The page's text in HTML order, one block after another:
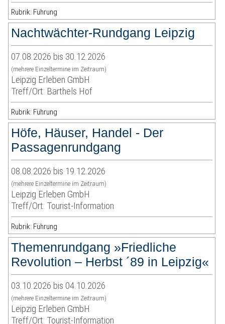
Rubrik: Führung
Nachtwächter-Rundgang Leipzig
07.08.2026 bis 30.12.2026
(mehrere Einzeltermine im Zeitraum)
Leipzig Erleben GmbH
Treff/Ort: Barthels Hof
Rubrik: Führung
Höfe, Häuser, Handel - Der
Passagenrundgang
08.08.2026 bis 19.12.2026
(mehrere Einzeltermine im Zeitraum)
Leipzig Erleben GmbH
Treff/Ort: Tourist-Information
Rubrik: Führung
Themenrundgang »Friedliche
Revolution – Herbst ´89 in Leipzig«
03.10.2026 bis 04.10.2026
(mehrere Einzeltermine im Zeitraum)
Leipzig Erleben GmbH
Treff/Ort: Tourist-Information